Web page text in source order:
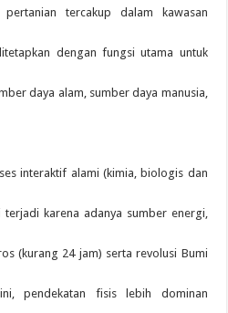
pertanian tercakup dalam kawasan
dengan fungsi utama untuk
daya alam, sumber daya manusia,
interaktif alami (kimia, biologis dan
terjadi karena adanya sumber energi,
(kurang 24 jam) serta revolusi Bumi
pendekatan fisis lebih dominan